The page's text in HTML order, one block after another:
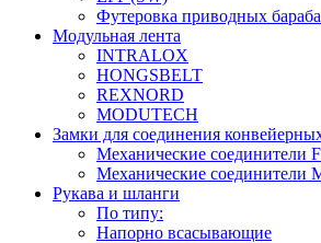
Футеровка приводных
Модульная лента
INTRALOX
HONGSBELT
REXNORD
MODUTECH
Замки для соединения
Механические соединители
Механические соединители
Рукава и шланги
По типу:
Напорно всасывающие